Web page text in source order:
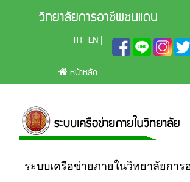
วิทยาลัยการอาชีพชนแดน
TH EN
หน้าหลัก
ระบบเครือข่ายภายในวิทยาลัยกา